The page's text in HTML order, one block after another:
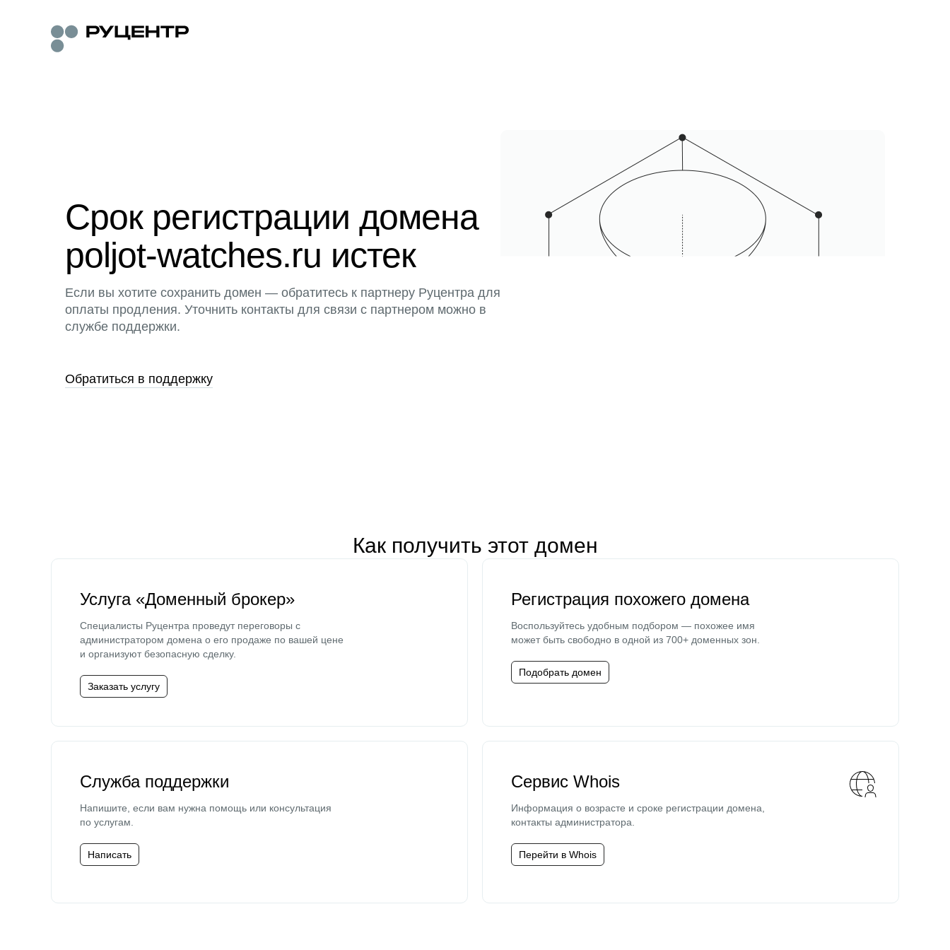
Срок регистрации домена
poljot-watches.ru истек
Если вы хотите сохранить домен — обратитесь к партнеру Руцентра для
оплаты продления. Уточнить контакты для связи с партнером можно в
службе поддержки.
Обратиться в поддержку
Как получить этот домен
Услуга «Доменный брокер»
Специалисты Руцентра проведут переговоры с
администратором домена о его продаже по вашей цене
и организуют безопасную сделку.
Заказать услугу
Регистрация похожего домена
Воспользуйтесь удобным подбором — похожее имя
может быть свободно в одной из 700+ доменных зон.
Подобрать домен
Служба поддержки
Напишите, если вам нужна помощь или консультация
по услугам.
Написать
Сервис Whois
Информация о возрасте и сроке регистрации домена,
контакты администратора.
Перейти в Whois